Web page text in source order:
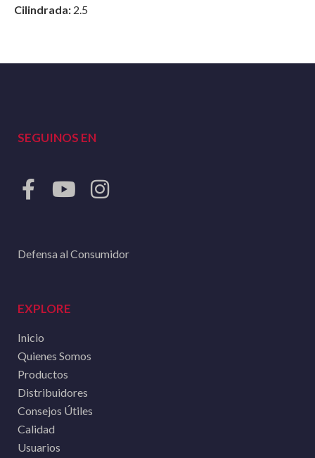
Cilindrada: 2.5
SEGUINOS EN
Defensa al Consumidor
EXPLORE
Inicio
Quienes Somos
Productos
Distribuidores
Consejos Útiles
Calidad
Usuarios